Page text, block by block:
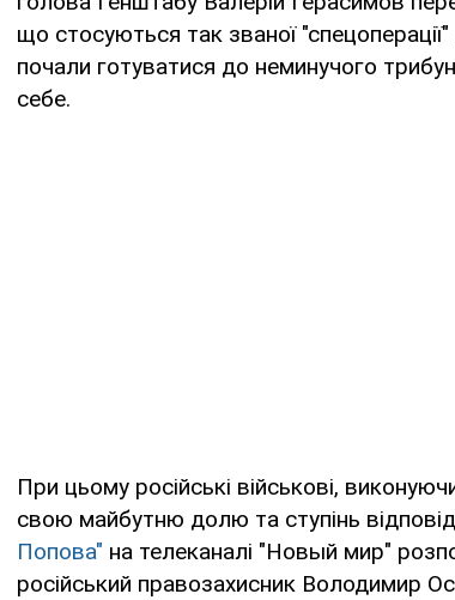
що стосуються так званої
почали готуватися до неминучого
себе.
При цьому російські військові,
свою майбутню долю та ступінь
Попова" на телеканалі "Новый мир"
російський правозахисник Володимир